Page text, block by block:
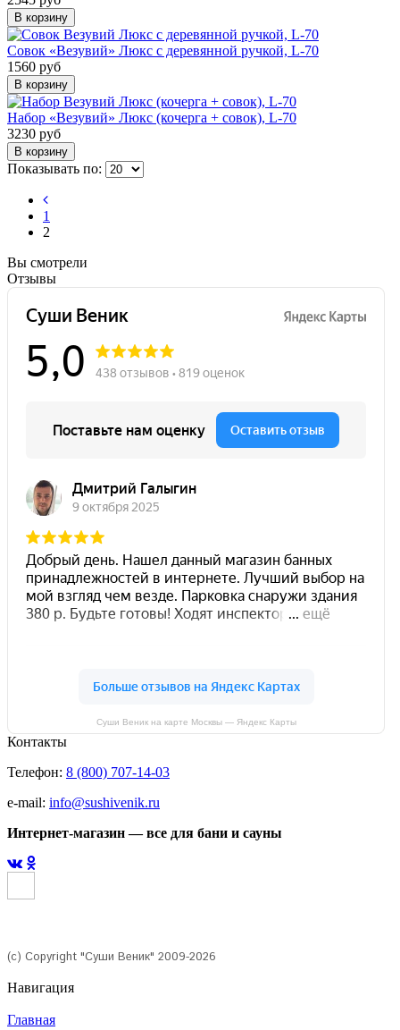
В корзину
Совок «Везувий» Люкс с деревянной ручкой, L-70
1560 руб
В корзину
Набор «Везувий» Люкс (кочерга + совок), L-70
3230 руб
В корзину
Показывать по:
1
2
Вы смотрели
Отзывы
Суши Веник на карте Москвы — Яндекс Карты
Контакты
Телефон: 8 (800) 707-14-03
e-mail: info@sushivenik.ru
Интернет-магазин — все для бани и сауны
(с) Copyright "Суши Веник" 2009-2026
Навигация
Главная